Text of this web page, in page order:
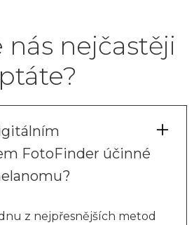
nás nejčastěji
ptáte?
FotoFinder účinné
z nejpřesnějších metod